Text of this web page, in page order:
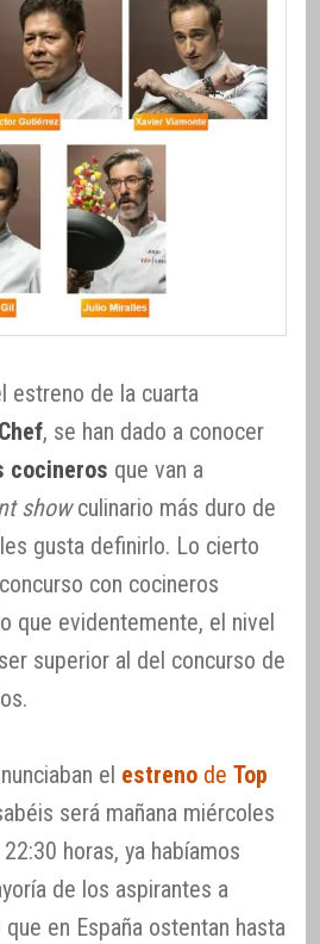
estreno de la cuarta
, se han dado a conocer
cocineros que van a
showculinario más duro de
gusta definirlo. Lo cierto
con cocineros
que evidentemente, el nivel
superior al del concurso de
el estreno de Top
será mañana miércoles
horas, ya habíamos
de los aspirantes a
en España ostentan hasta